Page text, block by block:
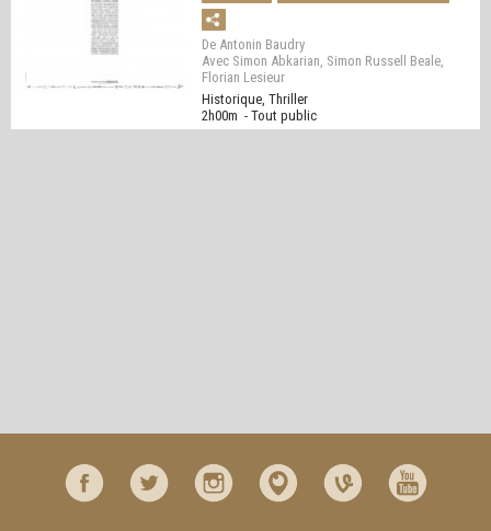
De Antonin Baudry
Avec Simon Abkarian, Simon Russell Beale,
Florian Lesieur
Historique, Thriller
2h00m - Tout public